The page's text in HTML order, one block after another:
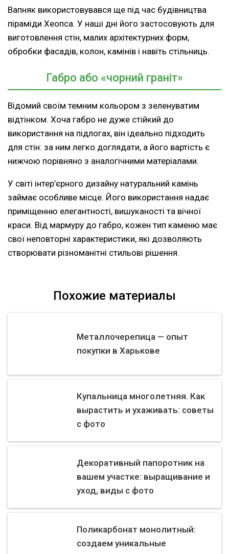
Вапняк використовувався ще під час будівництва
піраміди Хеопса. У наші дні його застосовують для
виготовлення стін, малих архітектурних форм,
обробки фасадів, колон, камінів і навіть стільниць.
Габро або «чорний граніт»
Відомий своїм темним кольором з зеленуватим
відтінком. Хоча габро не дуже стійкий до
використання на підлогах, він ідеально підходить
для стін: за ним легко доглядати, а його вартість є
нижчою порівняно з аналогічними матеріалами.
У світі інтер’єрного дизайну натуральний камінь
займає особливе місце. Його використання надає
приміщенню елегантності, вишуканості та вічної
краси. Від мармуру до габро, кожен тип каменю має
свої неповторні характеристики, які дозволяють
створювати різноманітні стильові рішення.
Похожие материалы
Металлочерепица — опыт
покупки в Харькове
Купальница многолетняя. Как
вырастить и ухаживать: советы
с фото
Декоративный папоротник на
вашем участке: выращивание и
уход, виды с фото
Поликарбонат монолитный:
создаем уникальные